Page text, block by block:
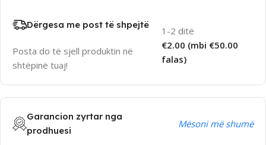
Dërgesa me post të shpejtë
Posta do të sjell produktin në
shtëpinë tuaj!
1-2 ditë
€2.00 (mbi €50.00
falas)
Garancion zyrtar nga
prodhuesi
Mësoni më shumë